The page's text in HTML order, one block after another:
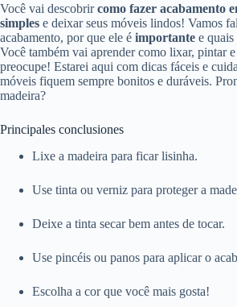
Você vai descobrircomo fazer acabamento
simples e deixar seus móveis lindos! Vamos
acabamento, por que ele é importante e quais
Você também vai aprender como lixar, pintar
preocupe! Estarei aqui com dicas fáceis e
móveis fiquem sempre bonitos e duráveis.
madeira?
Principales conclusiones
Lixe a madeira para ficar lisinha.
Use tinta ou verniz para proteger a
Deixe a tinta secar bem antes de tocar.
Use pincéis ou panos para aplicar o
Escolha a cor que você mais gosta!